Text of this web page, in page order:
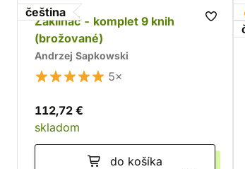
čeština
Zaklínač - komplet 9 knih
(brožované)
Andrzej Sapkowski
5×
112,72 €
skladom
do košíka